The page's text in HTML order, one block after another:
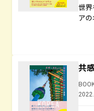
世
ア
共